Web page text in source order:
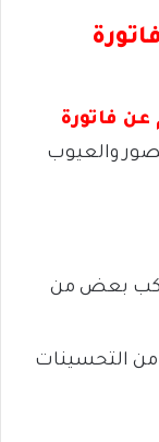
فاتورة
والعيوب
بعض من
من التحسينات